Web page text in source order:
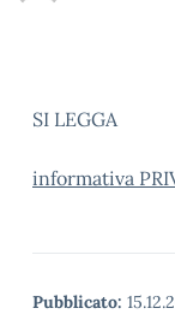
SI LEGGA
informativa
Pubblicato: